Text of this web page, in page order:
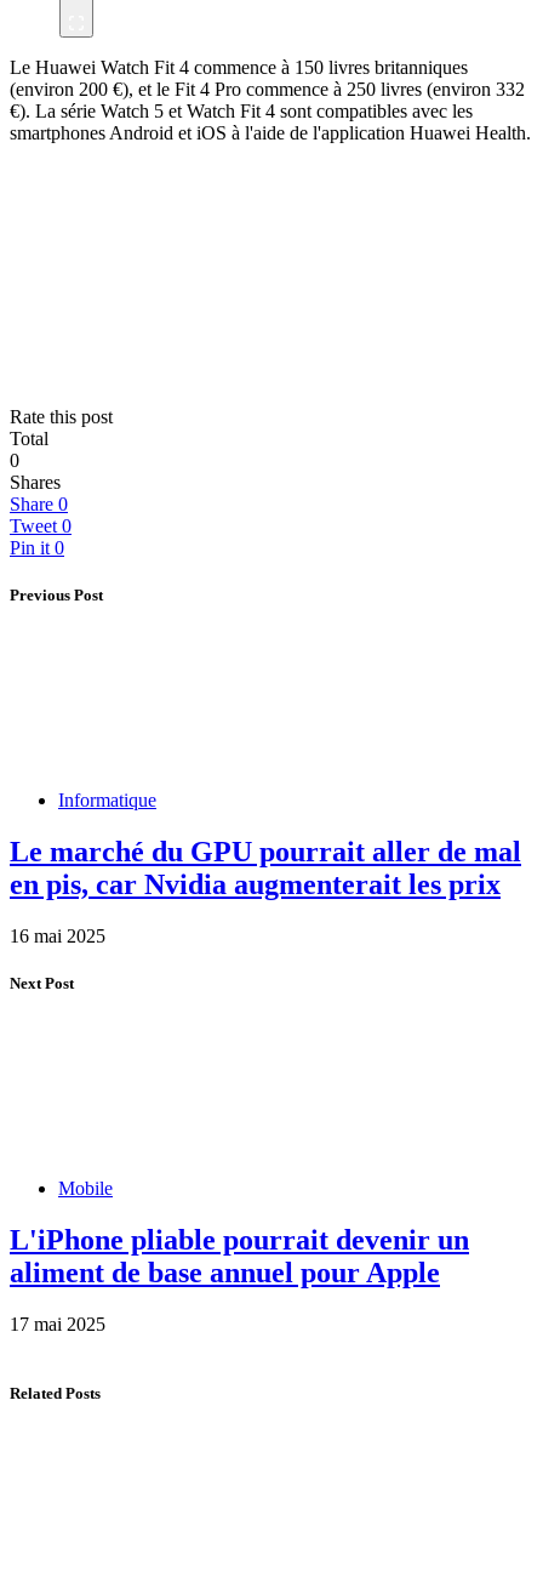
Le Huawei Watch Fit 4 commence à 150 livres britanniques
(environ 200 €), et le Fit 4 Pro commence à 250 livres (environ 332
€). La série Watch 5 et Watch Fit 4 sont compatibles avec les
smartphones Android et iOS à l'aide de l'application Huawei Health.
Rate this post
Total
0
Shares
Share 0
Tweet 0
Pin it 0
Previous Post
Informatique
Le marché du GPU pourrait aller de mal
en pis, car Nvidia augmenterait les prix
16 mai 2025
Next Post
Mobile
L'iPhone pliable pourrait devenir un
aliment de base annuel pour Apple
17 mai 2025
Related Posts